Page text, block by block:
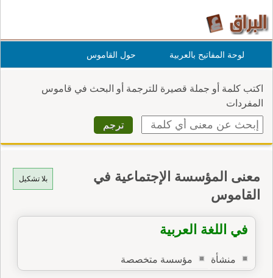
لوحة المفاتيح بالعربية حول القاموس
اكتب كلمة أو جملة قصيرة للترجمة أو البحث في قاموس
المفردات
بلا تشكيل
معنى المؤسسة الإجتماعية في
القاموس
في اللغة العربية
منشأة مؤسسة متخصصة